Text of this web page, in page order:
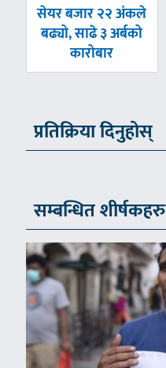
पछिल्लाे
-
सेयर बजार २२ अंकले
बढ्यो, साढे ३ अर्बको
कारोबार
प्रतिक्रिया दिनुहोस्
सम्बन्धित शीर्षकहरु